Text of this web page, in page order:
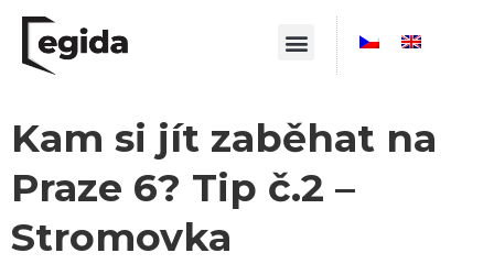
Kam si jít zaběhat na
Praze 6? Tip č.2 –
Stromovka